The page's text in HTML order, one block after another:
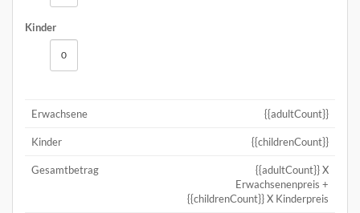
Kinder
Erwachsene {{adultCount}}
Kinder {{childrenCount}}
Gesamtbetrag
{{adultCount}} X
Erwachsenenpreis +
{{childrenCount}} X Kinderpreis